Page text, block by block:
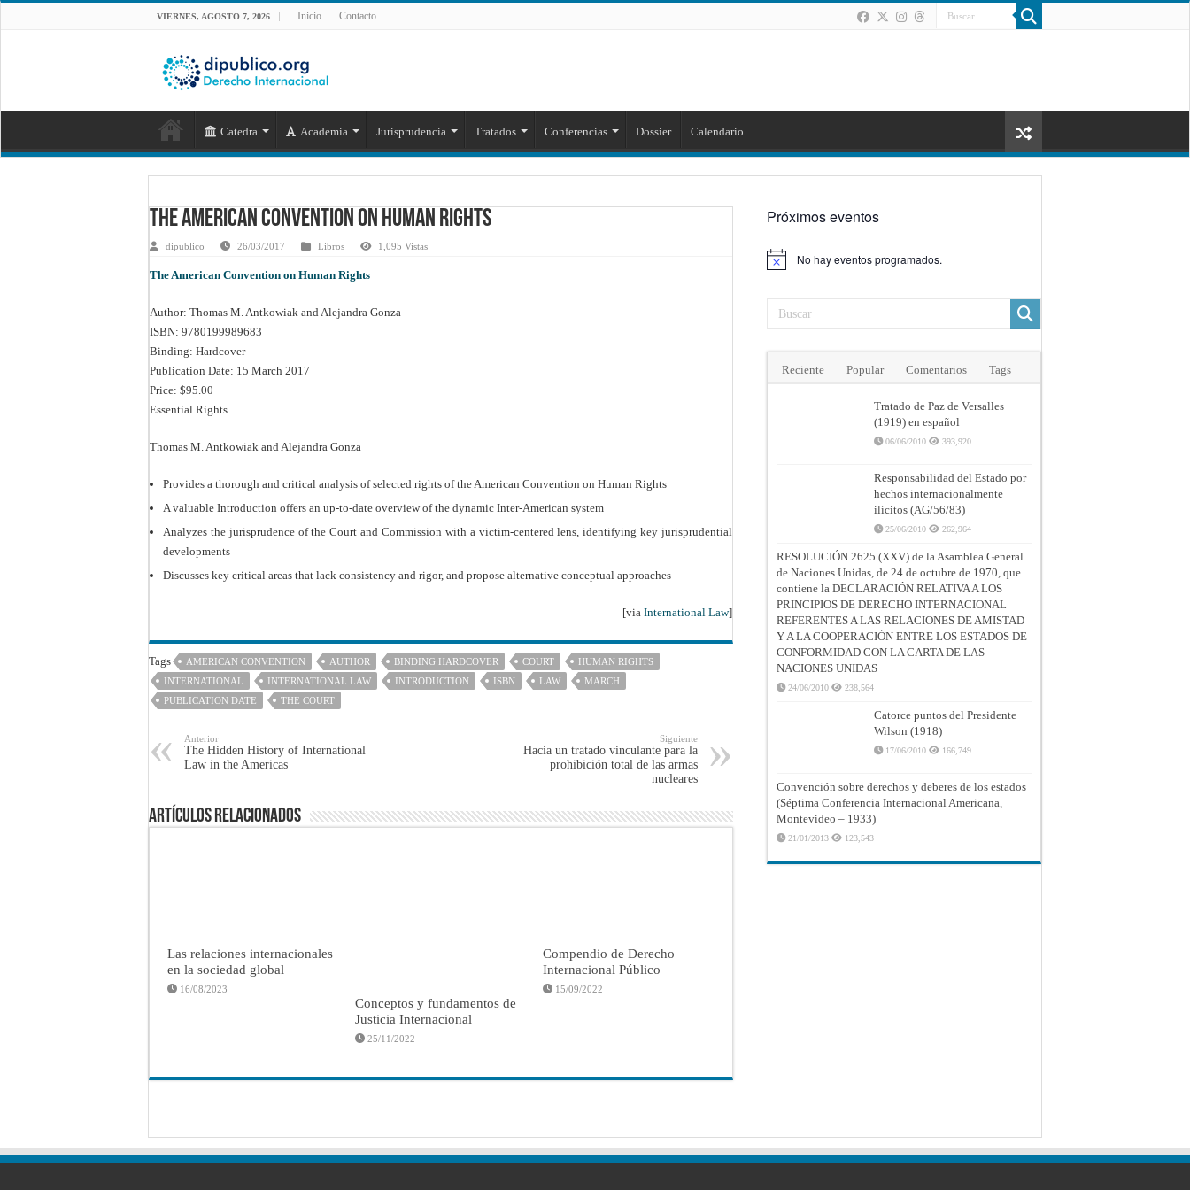
VIERNES, AGOSTO 7, 2026 Inicio Contacto
Catedra Academia Jurisprudencia Tratados Conferencias Dossier Calendario
The American Convention on Human Rights
dipublico 26/03/2017 Libros 1,095 Vistas
The American Convention on Human Rights
Author: Thomas M. Antkowiak and Alejandra Gonza
ISBN: 9780199989683
Binding: Hardcover
Publication Date: 15 March 2017
Price: $95.00
Essential Rights
Thomas M. Antkowiak and Alejandra Gonza
Provides a thorough and critical analysis of selected rights of the American Convention on Human Rights
A valuable Introduction offers an up-to-date overview of the dynamic Inter-American system
Analyzes the jurisprudence of the Court and Commission with a victim-centered lens, identifying key jurisprudential
developments
Discusses key critical areas that lack consistency and rigor, and propose alternative conceptual approaches
[via International Law]
Tags AMERICAN CONVENTION AUTHOR BINDING HARDCOVER COURT
HUMAN RIGHTS
INTERNATIONAL
INTERNATIONAL LAW INTRODUCTION ISBN LAW
MARCH
PUBLICATION DATE
THE COURT
Anterior
The Hidden History of International
Law in the Americas
Siguiente
Hacia un tratado vinculante para la
prohibición total de las armas
nucleares
Artículos Relacionados
Las relaciones internacionales
en la sociedad global
16/08/2023
Conceptos y fundamentos de
Justicia Internacional
25/11/2022
Compendio de Derecho
Internacional Público
15/09/2022
Próximos eventos
Aviso No hay eventos programados.
Reciente Popular Comentarios Tags
Tratado de Paz de Versalles
(1919) en español
06/06/2010 393,920
Responsabilidad del Estado por
hechos internacionalmente
ilícitos (AG/56/83)
25/06/2010 262,964
RESOLUCIÓN 2625 (XXV) de la Asamblea General
de Naciones Unidas, de 24 de octubre de 1970, que
contiene la DECLARACIÓN RELATIVA A LOS
PRINCIPIOS DE DERECHO INTERNACIONAL
REFERENTES A LAS RELACIONES DE AMISTAD
Y A LA COOPERACIÓN ENTRE LOS ESTADOS DE
CONFORMIDAD CON LA CARTA DE LAS
NACIONES UNIDAS
24/06/2010 238,564
Catorce puntos del Presidente
Wilson (1918)
17/06/2010 166,749
Convención sobre derechos y deberes de los estados
(Séptima Conferencia Internacional Americana,
Montevideo – 1933)
21/01/2013 123,543